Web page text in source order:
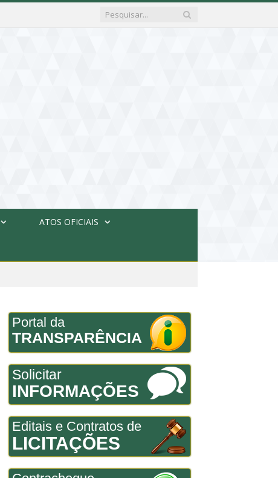
ATOS OFICIAIS
Portal da
TRANSPARÊNCIA
Solicitar
INFORMAÇÕES
Editais e Contratos de
LICITAÇÕES